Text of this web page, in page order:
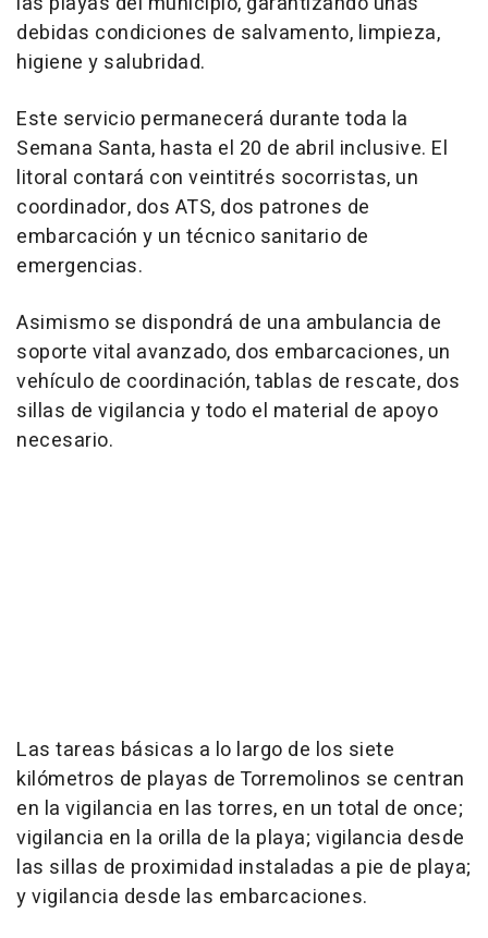
debidas condiciones de salvamento, limpieza,
higiene y salubridad.
Este servicio permanecerá durante toda la
Semana Santa, hasta el 20 de abril inclusive. El
litoral contará con veintitrés socorristas, un
coordinador, dos ATS, dos patrones de
embarcación y un técnico sanitario de
emergencias.
Asimismo se dispondrá de una ambulancia de
soporte vital avanzado, dos embarcaciones, un
vehículo de coordinación, tablas de rescate, dos
sillas de vigilancia y todo el material de apoyo
necesario.
Las tareas básicas a lo largo de los siete
kilómetros de playas de Torremolinos se centran
en la vigilancia en las torres, en un total de once;
vigilancia en la orilla de la playa; vigilancia desde
las sillas de proximidad instaladas a pie de playa;
y vigilancia desde las embarcaciones.